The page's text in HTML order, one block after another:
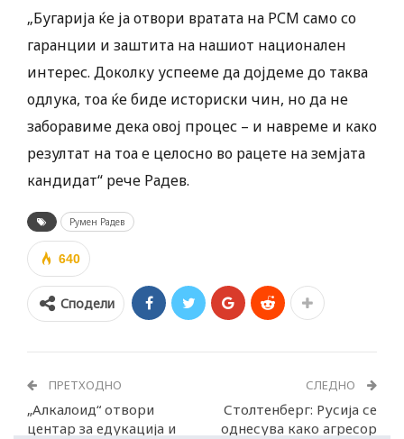
„Бугарија ќе ја отвори вратата на РСМ само со
гаранции и заштита на нашиот национален
интерес. Доколку успееме да дојдеме до таква
одлука, тоа ќе биде историски чин, но да не
заборавиме дека овој процес – и навреме и како
резултат на тоа е целосно во рацете на земјата
кандидат“ рече Радев.
Румен Радев
640
Сподели
ПРЕТХОДНО
„Алкалоид“ отвори
центар за едукација и
СЛЕДНО
Столтенберг: Русија се
однесува како агресор